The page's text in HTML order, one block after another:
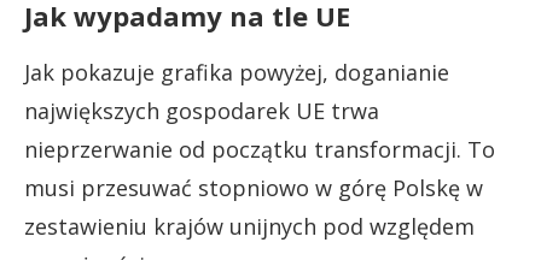
Jak wypadamy na tle UE
Jak pokazuje grafika powyżej, doganianie
największych gospodarek UE trwa
nieprzerwanie od początku transformacji. To
musi przesuwać stopniowo w górę Polskę w
zestawieniu krajów unijnych pod względem